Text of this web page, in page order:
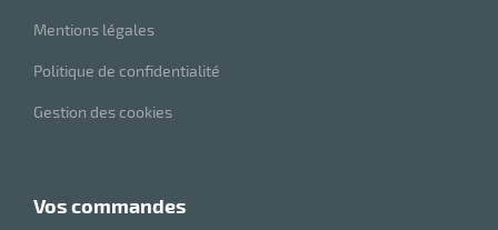
Mentions légales
Politique de confidentialité
Gestion des cookies
vos commandes